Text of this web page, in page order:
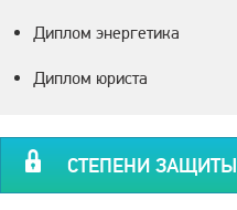
Диплом энергетика
Диплом юриста
СТЕПЕНИ ЗАЩИТЫ